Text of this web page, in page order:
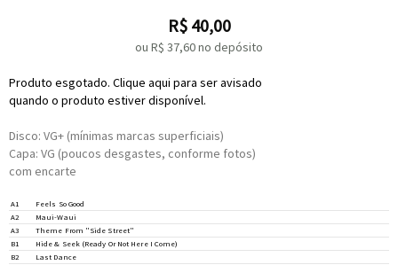
R$ 40,00
ou R$ 37,60no depósito
Produto esgotado. Clique aqui para ser avisado
quando o produto estiver disponível.
Disco: VG+ (mínimas marcas superficiais)
Capa: VG (poucos desgastes, conforme fotos)
com encarte
A1
Feels So Good
A2
Maui-Waui
A3
Theme From "Side Street"
B1
Hide & Seek (Ready Or Not Here I Come)
B2
Last Dance